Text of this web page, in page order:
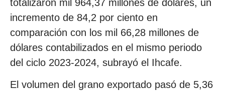
totalizaron mil 964,37 millones de dólares, un
incremento de 84,2 por ciento en
comparación con los mil 66,28 millones de
dólares contabilizados en el mismo periodo
del ciclo 2023-2024, subrayó el Ihcafe.
El volumen del grano exportado pasó de 5,36